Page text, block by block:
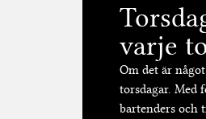
varje
Om det är
torsdagar. Med
bartenders och